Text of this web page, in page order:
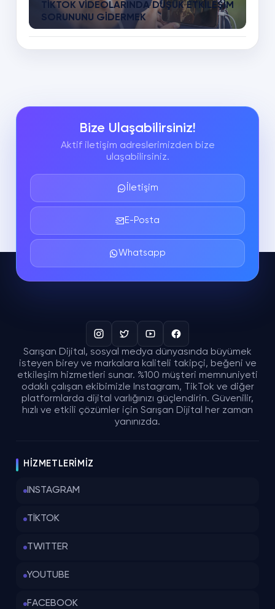
TIKTOK VIDEOLARINDA DÜŞÜK ETKILEŞIM
SORUNUNU GIDERMEK
Bize Ulaşabilirsiniz!
Aktif iletişim adreslerimizden bize
ulaşabilirsiniz.
İletişim
E-Posta
Whatsapp
Sarışan Dijital, sosyal medya dünyasında büyümek
isteyen birey ve markalara kaliteli takipçi, beğeni ve
etkileşim hizmetleri sunar. %100 müşteri memnuniyeti
odaklı çalışan ekibimizle Instagram, TikTok ve diğer
platformlarda dijital varlığınızı güçlendirin. Güvenilir,
hızlı ve etkili çözümler için Sarışan Dijital her zaman
yanınızda.
HIZMETLERIMIZ
INSTAGRAM
TİKTOK
TWITTER
YOUTUBE
FACEBOOK